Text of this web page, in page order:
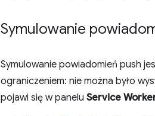
Symulowanie
Symulowanie powiadomień push
ograniczeniem: nie można było
pojawi się w panelu Service